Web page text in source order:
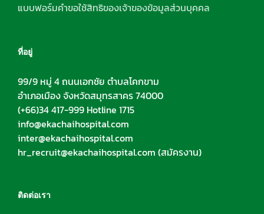
แบบฟอร์มคำขอใช้สิทธิของเจ้าของข้อมูลส่วนบุคคล
ที่อยู่
99/9 หมู่ 4 ถนนเอกชัย ตำบลโคกขาม
อำเภอเมือง จังหวัดสมุทรสาคร 74000
(+66)34 417-999 Hotline 1715
info@ekachaihospital.com
inter@ekachaihospital.com
hr_recruit@ekachaihospital.com (สมัครงาน)
ติดต่อเรา